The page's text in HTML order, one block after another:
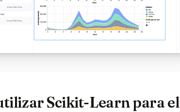
Scikit-Learn para el